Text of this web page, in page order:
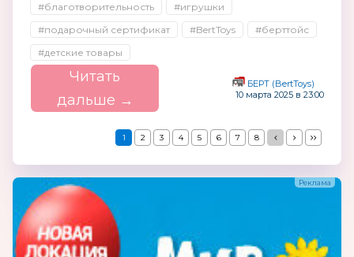
#благотворительность
#игрушки
#подарочный сертификат
#BertToys
#берттойс
#детские товары
Читать
дальше →
БЕРТ (BertToys)
10 марта 2025 в 23:00
1 2 3 4 5 6 7 8